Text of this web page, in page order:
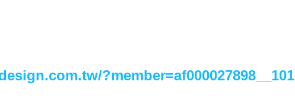
?member=af000027898__101